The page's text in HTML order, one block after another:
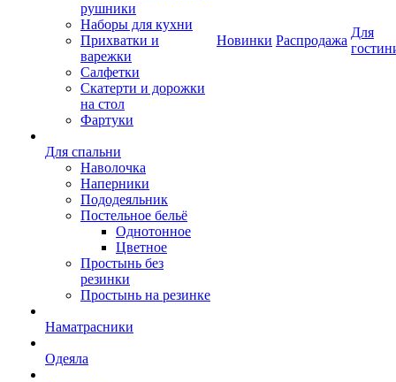
рушники
Наборы для кухни
Прихватки и
варежки
Салфетки
Скатерти и дорожки
на стол
Фартуки
Для спальни
Наволочка
Наперники
Пододеяльник
Постельное бельё
Однотонное
Цветное
Простынь без
резинки
Простынь на резинке
Наматрасники
Одеяла
Новинки Распродажа
Для